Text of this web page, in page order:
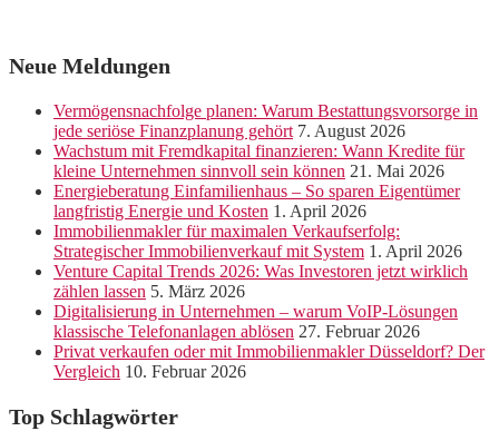
Neue Meldungen
Vermögensnachfolge planen: Warum Bestattungsvorsorge in
jede seriöse Finanzplanung gehört 7. August 2026
Wachstum mit Fremdkapital finanzieren: Wann Kredite für
kleine Unternehmen sinnvoll sein können 21. Mai 2026
Energieberatung Einfamilienhaus – So sparen Eigentümer
langfristig Energie und Kosten 1. April 2026
Immobilienmakler für maximalen Verkaufserfolg:
Strategischer Immobilienverkauf mit System 1. April 2026
Venture Capital Trends 2026: Was Investoren jetzt wirklich
zählen lassen 5. März 2026
Digitalisierung in Unternehmen – warum VoIP-Lösungen
klassische Telefonanlagen ablösen 27. Februar 2026
Privat verkaufen oder mit Immobilienmakler Düsseldorf? Der
Vergleich 10. Februar 2026
Top Schlagwörter